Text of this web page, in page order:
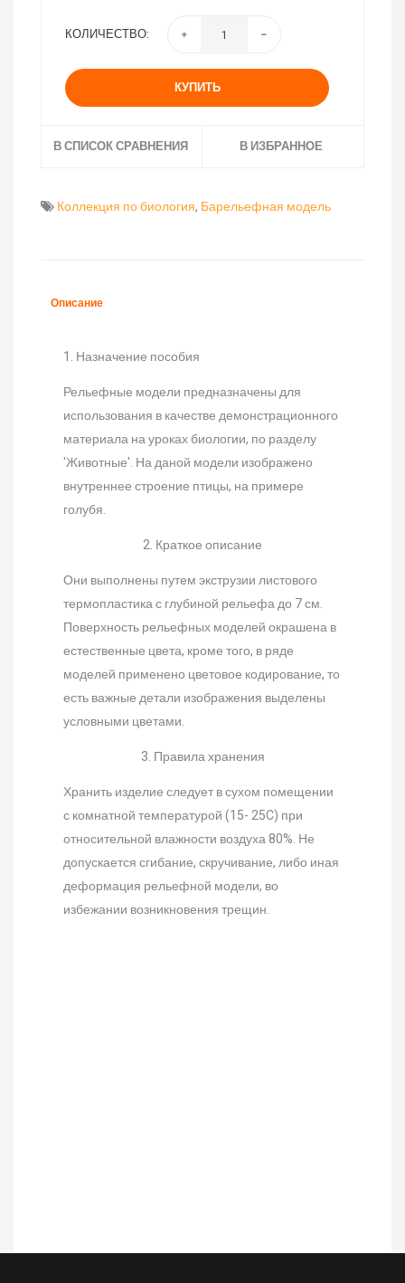
КОЛИЧЕСТВО:
КУПИТЬ
В СПИСОК СРАВНЕНИЯ В ИЗБРАННОЕ
Коллекция по биология, Барельефная модель
Описание
1. Назначение пособия
Рельефные модели предназначены для
использования в качестве демонстрационного
материала на уроках биологии, по разделу
'Животные'. На даной модели изображено
внутреннее строение птицы, на примере
голубя.
2. Краткое описание
Они выполнены путем экструзии листового
термопластика с глубиной рельефа до 7 см.
Поверхность рельефных моделей окрашена в
естественные цвета, кроме того, в ряде
моделей применено цветовое кодирование, то
есть важные детали изображения выделены
условными цветами.
3. Правила хранения
Хранить изделие следует в сухом помещении
с комнатной температурой (15- 25C) при
относительной влажности воздуха 80%. Не
допускается сгибание, скручивание, либо иная
деформация рельефной модели, во
избежании возникновения трещин.